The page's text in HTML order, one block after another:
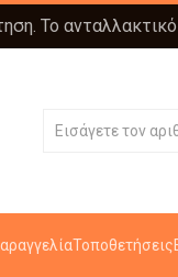
Το
Τοποθετήσεις